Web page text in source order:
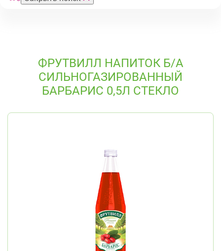
ФРУТВИЛЛ НАПИТОК Б/А
СИЛЬНОГАЗИРОВАННЫЙ
БАРБАРИС 0,5Л СТЕКЛО